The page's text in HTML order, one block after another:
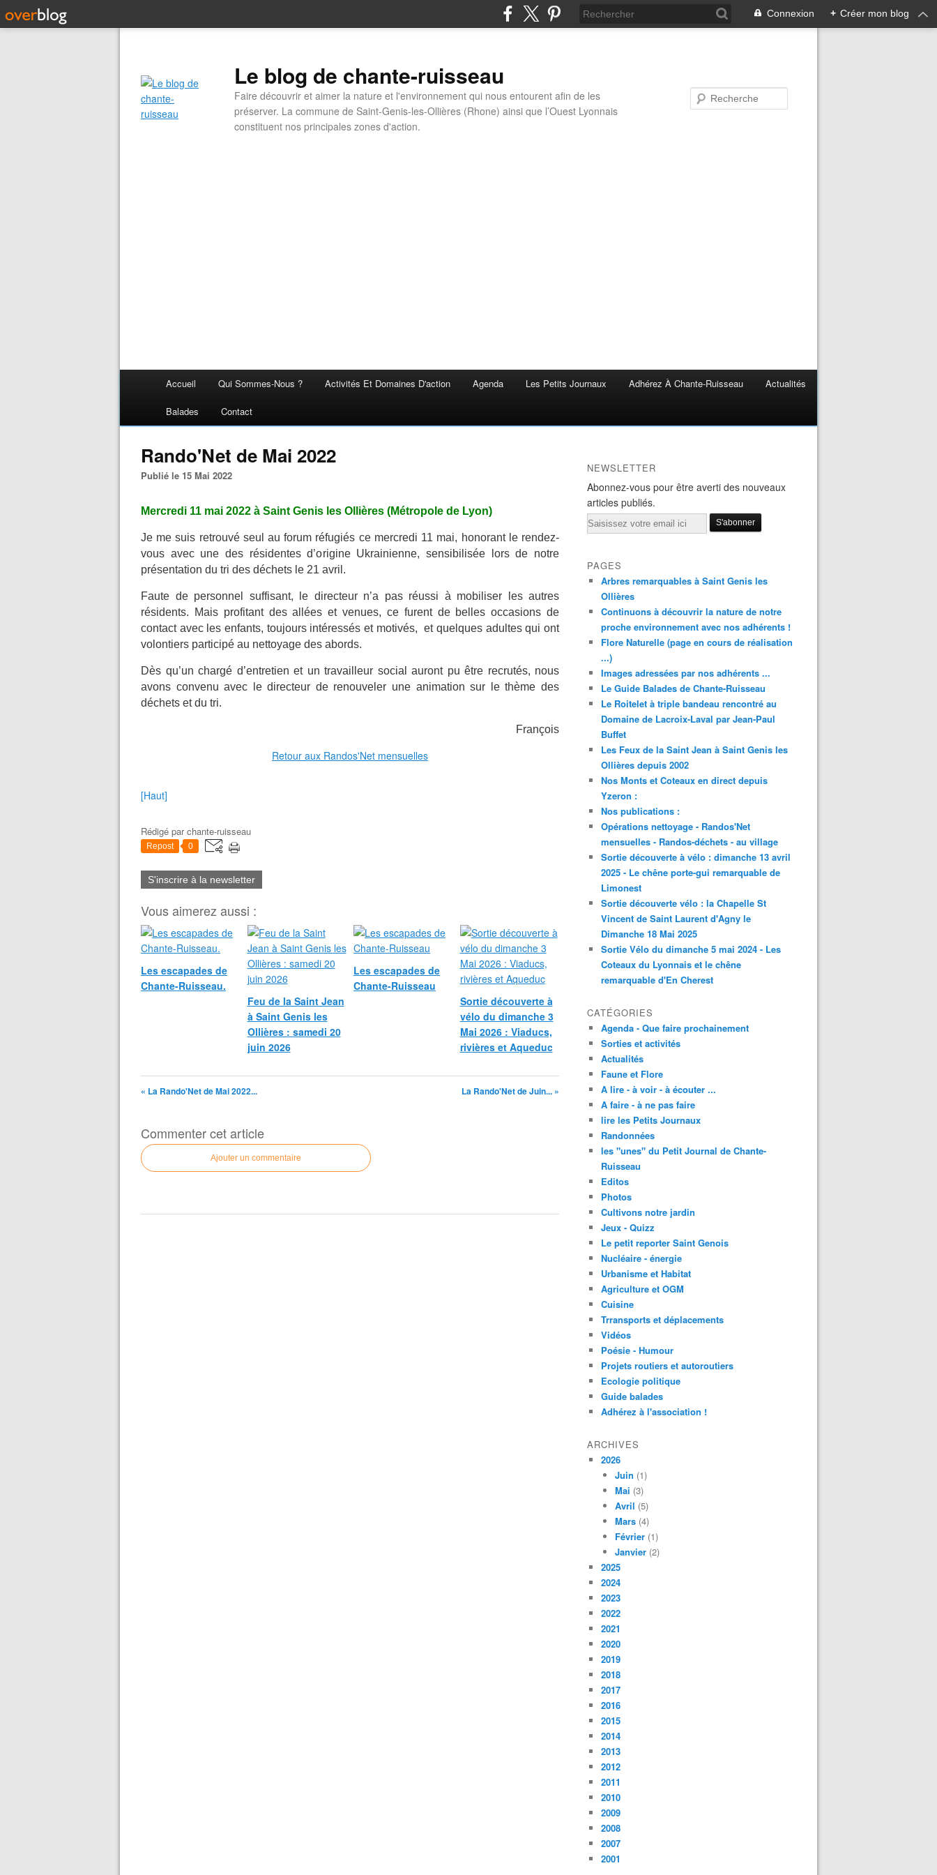
Connexion + Créer mon blog
Le blog de chante-ruisseau
Faire découvrir et aimer la nature et l'environnement qui nous entourent afin de les
préserver. La commune de Saint-Genis-les-Ollières (Rhone) ainsi que l’Ouest Lyonnais
constituent nos principales zones d'action.
Accueil Qui Sommes-Nous ? Activités Et Domaines D'action Agenda Les Petits Journaux Adhérez À Chante-Ruisseau Actualités
Balades Contact
Rando'Net de Mai 2022
Publié le 15 Mai 2022
Mercredi 11 mai 2022 à Saint Genis les Ollières (Métropole de Lyon)
Je me suis retrouvé seul au forum réfugiés ce mercredi 11 mai, honorant le rendez-
vous avec une des résidentes d’origine Ukrainienne, sensibilisée lors de notre
présentation du tri des déchets le 21 avril.
Faute de personnel suffisant, le directeur n’a pas réussi à mobiliser les autres
résidents. Mais profitant des allées et venues, ce furent de belles occasions de
contact avec les enfants, toujours intéressés et motivés, et quelques adultes qui ont
volontiers participé au nettoyage des abords.
Dès qu’un chargé d’entretien et un travailleur social auront pu être recrutés, nous
avons convenu avec le directeur de renouveler une animation sur le thème des
déchets et du tri.
François
Retour aux Randos'Net mensuelles
[Haut]
Rédigé parchante-ruisseau
Repost 0
S'inscrire à la newsletter
Vous aimerez aussi :
Les escapades de
Chante-Ruisseau.
Feu de la Saint Jean
à Saint Genis les
Ollières : samedi 20
juin 2026
Les escapades de
Chante-Ruisseau
Sortie découverte à
vélo du dimanche 3
Mai 2026 : Viaducs,
rivières et Aqueduc
« La Rando'Net de Mai 2022... La Rando'Net de Juin... »
Commenter cet article
Ajouter un commentaire
NEWSLETTER
Abonnez-vous pour être averti des nouveaux
articles publiés.
Email
PAGES
Arbres remarquables à Saint Genis les
Ollières
Continuons à découvrir la nature de notre
proche environnement avec nos adhérents !
Flore Naturelle (page en cours de réalisation
...)
Images adressées par nos adhérents ...
Le Guide Balades de Chante-Ruisseau
Le Roitelet à triple bandeau rencontré au
Domaine de Lacroix-Laval par Jean-Paul
Buffet
Les Feux de la Saint Jean à Saint Genis les
Ollières depuis 2002
Nos Monts et Coteaux en direct depuis
Yzeron :
Nos publications :
Opérations nettoyage - Randos'Net
mensuelles - Randos-déchets - au village
Sortie découverte à vélo : dimanche 13 avril
2025 - Le chêne porte-gui remarquable de
Limonest
Sortie découverte vélo : la Chapelle St
Vincent de Saint Laurent d'Agny le
Dimanche 18 Mai 2025
Sortie Vélo du dimanche 5 mai 2024 - Les
Coteaux du Lyonnais et le chêne
remarquable d'En Cherest
CATÉGORIES
Agenda - Que faire prochainement
Sorties et activités
Actualités
Faune et Flore
A lire - à voir - à écouter ...
A faire - à ne pas faire
lire les Petits Journaux
Randonnées
les "unes" du Petit Journal de Chante-
Ruisseau
Editos
Photos
Cultivons notre jardin
Jeux - Quizz
Le petit reporter Saint Genois
Nucléaire - énergie
Urbanisme et Habitat
Agriculture et OGM
Cuisine
Trransports et déplacements
Vidéos
Poésie - Humour
Projets routiers et autoroutiers
Ecologie politique
Guide balades
Adhérez à l'association !
ARCHIVES
2026
Juin (1)
Mai (3)
Avril (5)
Mars (4)
Février (1)
Janvier (2)
2025
2024
2023
2022
2021
2020
2019
2018
2017
2016
2015
2014
2013
2012
2011
2010
2009
2008
2007
2001